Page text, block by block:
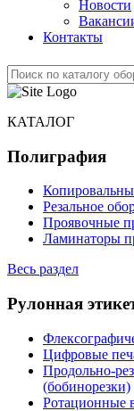
Новости
Контакты
КАТАЛОГ
Полиграфия
Резальное
Проявочные
Ламинаторы
Весь раздел
Рулонная
Цифровые
Продольно-
(бобинорезки)
Ротационные